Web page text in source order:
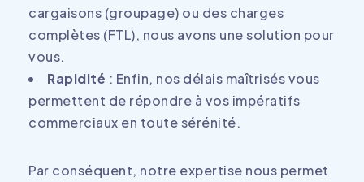
cargaisons (groupage) ou des charges
complètes (FTL), nous avons une solution pour
vous.
Rapidité : Enfin, nos délais maîtrisés vous
permettent de répondre à vos impératifs
commerciaux en toute sérénité.
Par conséquent, notre expertise nous permet